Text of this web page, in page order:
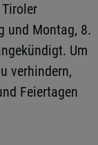
und Montag, 8.
Um
verhindern,
Feiertagen